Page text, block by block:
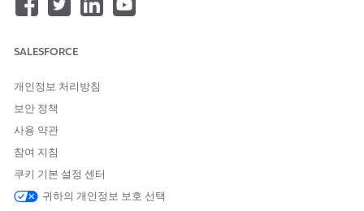
계정 설정 페이지에서
변경 사항을 저장합니다.
개선을 위한 의견을 보내주세요.
SALESFORCE
개인정보 처리방침
보안 정책
사용 약관
참여 지침
쿠키 기본 설정 센터
귀하의 개인정보 보호 선택